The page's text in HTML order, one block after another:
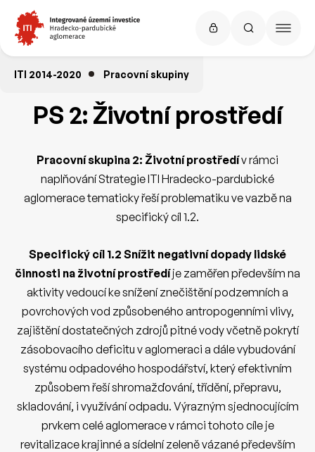
ITI 2014-2020 Pracovní skupiny
PS 2: Životní prostředí
Pracovní skupina 2: Životní prostředív rámci
naplňování Strategie ITI Hradecko-pardubické
aglomerace tematicky řeší problematiku ve vazbě na
specifický cíl 1.2.
Specifický cíl 1.2 Snížit negativní dopady lidské
činnosti na životní prostředíje zaměřen především na
aktivity vedoucí ke snížení znečištění podzemních a
povrchových vod způsobeného antropogenními vlivy,
zajištění dostatečných zdrojů pitné vody včetně pokrytí
zásobovacího deficitu v aglomeraci a dále vybudování
systému odpadového hospodářství, který efektivním
způsobem řeší shromažďování, třídění, přepravu,
skladování, i využívání odpadu. Výrazným sjednocujícím
prvkem celé aglomerace v rámci tohoto cíle je
revitalizace krajinné a sídelní zeleně vázané především